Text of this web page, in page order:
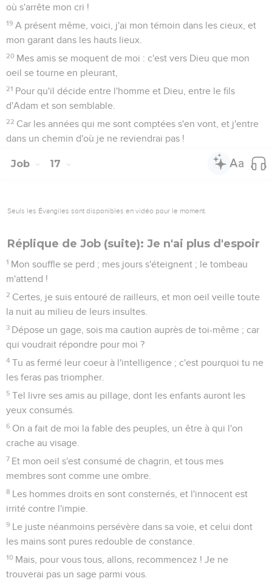
où s'arrête mon cri !
19 A présent même, voici, j'ai mon témoin dans les cieux, et
mon garant dans les hauts lieux.
20 Mes amis se moquent de moi : c'est vers Dieu que mon
oeil se tourne en pleurant,
21 Pour qu'il décide entre l'homme et Dieu, entre le fils
d'Adam et son semblable.
22 Car les années qui me sont comptées s'en vont, et j'entre
dans un chemin d'où je ne reviendrai pas !
Job 17
Seuls les Évangiles sont disponibles en vidéo pour le moment.
Réplique de Job (suite): Je n'ai plus d'espoir
1 Mon souffle se perd ; mes jours s'éteignent ; le tombeau
m'attend !
2 Certes, je suis entouré de railleurs, et mon oeil veille toute
la nuit au milieu de leurs insultes.
3 Dépose un gage, sois ma caution auprès de toi-même ; car
qui voudrait répondre pour moi ?
4 Tu as fermé leur coeur à l'intelligence ; c'est pourquoi tu ne
les feras pas triompher.
5 Tel livre ses amis au pillage, dont les enfants auront les
yeux consumés.
6 On a fait de moi la fable des peuples, un être à qui l'on
crache au visage.
7 Et mon oeil s'est consumé de chagrin, et tous mes
membres sont comme une ombre.
8 Les hommes droits en sont consternés, et l'innocent est
irrité contre l'impie.
9 Le juste néanmoins persévère dans sa voie, et celui dont
les mains sont pures redouble de constance.
10 Mais, pour vous tous, allons, recommencez ! Je ne
trouverai pas un sage parmi vous.